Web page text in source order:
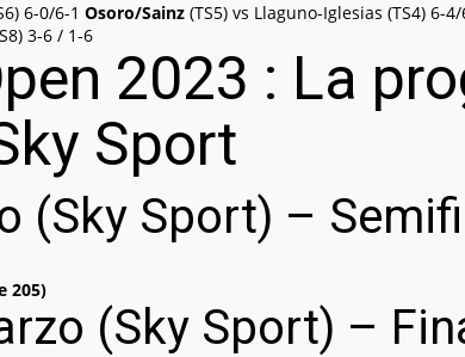
6-0/6-1 Osoro/Sainz(TS5) vs Llaguno-Iglesias (TS4) 6-
3-6 / 1-6
2023 : La
Sport
(Sky Sport) –
205)
(Sky Sport) –